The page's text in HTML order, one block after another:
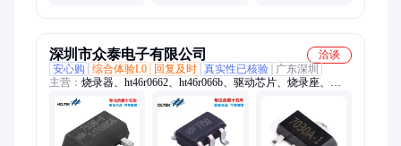
深圳市众泰电子有限公司
洽谈
安心购
综合体验L0 回复及时 真实性已核验
广东深圳
主营： 烧录器、ht46r0662、ht46r066b、驱动芯片、烧录座、
ht46r065b、存储器、ht7022a-1、传感器、小封装、bs83b12-3、
ht46r064b、usb接口、稳压器、ht49r30a-1、bs86d20a-3、
eskt52qfpa、bs83b16a-3、ht48r50a-1、ht49r10a-1、eskt32icpb、